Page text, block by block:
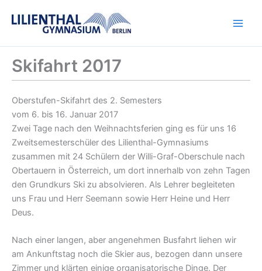
Inhalt
Skifahrt 2017
Oberstufen-Skifahrt des 2. Semesters
vom 6. bis 16. Januar 2017
Zwei Tage nach den Weihnachtsferien ging es für uns 16
Zweitsemesterschüler des Lilienthal-Gymnasiums
zusammen mit 24 Schülern der Willi-Graf-Oberschule nach
Obertauern in Österreich, um dort innerhalb von zehn Tagen
den Grundkurs Ski zu absolvieren. Als Lehrer begleiteten
uns Frau und Herr Seemann sowie Herr Heine und Herr
Deus.
Nach einer langen, aber angenehmen Busfahrt liehen wir
am Ankunftstag noch die Skier aus, bezogen dann unsere
Zimmer und klärten einige organisatorische Dinge. Der